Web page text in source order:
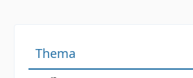
Thema